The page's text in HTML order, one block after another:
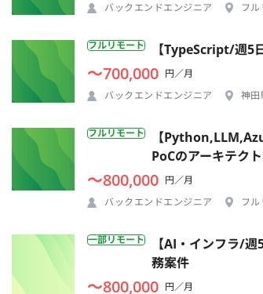
バックエンドエンジニア
フ
フルリモート 【TypeScript/週5
〜700,000 円／月
バックエンドエンジニア
神田
フルリモート
【
PoCのアーキテク
〜800,000 円／月
バックエンドエンジニア
フ
一部リモート
【AI・インフラ/
務案件
〜800,000 円／月